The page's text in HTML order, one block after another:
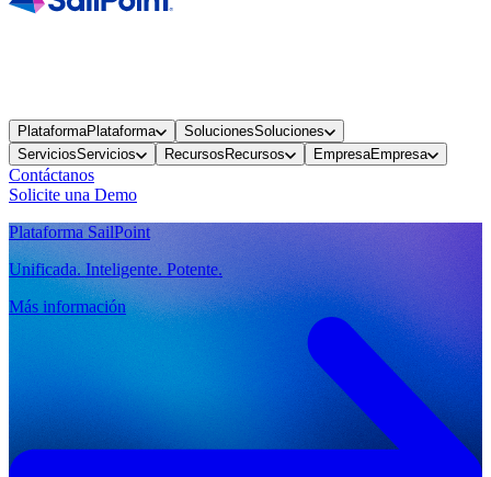
PlataformaPlataforma SolucionesSoluciones
ServiciosServicios Recursos Recursos EmpresaEmpresa
Contáctanos
Solicite una Demo
Plataforma SailPoint
Unificada. Inteligente. Potente.
Más información